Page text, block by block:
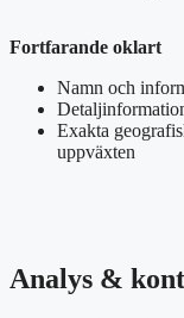
Fortfarande oklart
Namn och
Exakta
uppväxten
Analys &